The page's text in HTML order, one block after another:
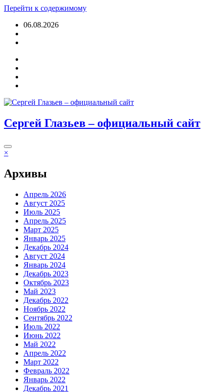
Перейти к содержимому
06.08.2026
Сергей Глазьев – официальный сайт
×
Архивы
Апрель 2026
Август 2025
Июль 2025
Апрель 2025
Март 2025
Январь 2025
Декабрь 2024
Август 2024
Январь 2024
Декабрь 2023
Октябрь 2023
Май 2023
Декабрь 2022
Ноябрь 2022
Сентябрь 2022
Июль 2022
Июнь 2022
Май 2022
Апрель 2022
Март 2022
Февраль 2022
Январь 2022
Декабрь 2021